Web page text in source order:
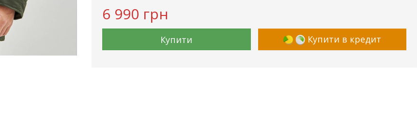
6 990 грн
Купити Купити в кредит